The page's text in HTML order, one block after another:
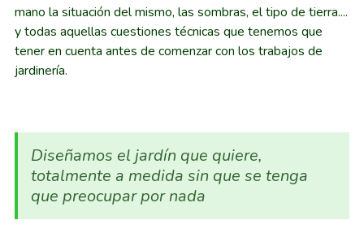
mano la situación del mismo, las sombras, el tipo de tierra....
y todas aquellas cuestiones técnicas que tenemos que
tener en cuenta antes de comenzar con los trabajos de
jardinería.
Diseñamos el jardín que quiere,
totalmente a medida sin que se tenga
que preocupar por nada